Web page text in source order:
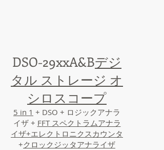
DSO-29xxA&Bデジ
タル ストレージ オ
シロスコープ
5 in 1 + DSO + ロジックアナラ
イザ + FFT スペクトラムアナラ
イザ+エレクトロニクスカウンタ
+クロックジッタアナライザ